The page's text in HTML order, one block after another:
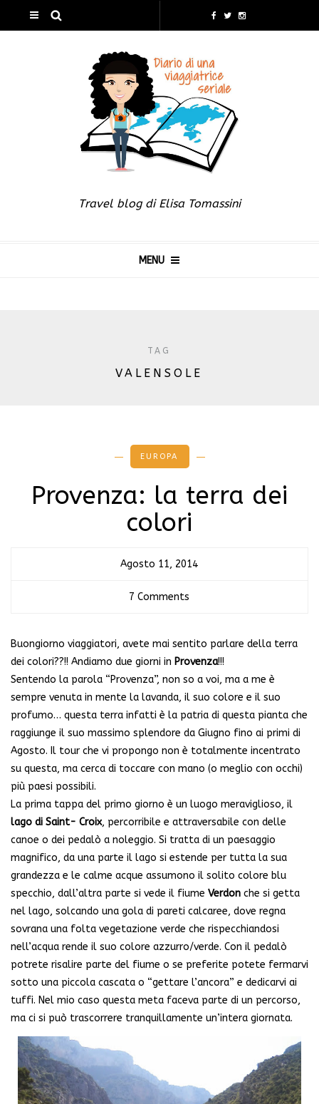
Travel blog di Elisa Tomassini
MENU
TAG
VALENSOLE
EUROPA
Provenza: la terra dei
colori
Agosto 11, 2014
7 Comments
Buongiorno viaggiatori, avete mai sentito parlare della terra
dei colori??!! Andiamo due giorni in Provenza!!!
Sentendo la parola “Provenza”, non so a voi, ma a me è
sempre venuta in mente la lavanda, il suo colore e il suo
profumo… questa terra infatti è la patria di questa pianta che
raggiunge il suo massimo splendore da Giugno fino ai primi di
Agosto. Il tour che vi propongo non è totalmente incentrato
su questa, ma cerca di toccare con mano (o meglio con occhi)
più paesi possibili.
La prima tappa del primo giorno è un luogo meraviglioso, il
lago di Saint- Croix, percorribile e attraversabile con delle
canoe o dei pedalò a noleggio. Si tratta di un paesaggio
magnifico, da una parte il lago si estende per tutta la sua
grandezza e le calme acque assumono il solito colore blu
specchio, dall’altra parte si vede il fiume Verdon che si getta
nel lago, solcando una gola di pareti calcaree, dove regna
sovrana una folta vegetazione verde che rispecchiandosi
nell’acqua rende il suo colore azzurro/verde. Con il pedalò
potrete risalire parte del fiume o se preferite potete fermarvi
sotto una piccola cascata o “gettare l’ancora” e dedicarvi ai
tuffi. Nel mio caso questa meta faceva parte di un percorso,
ma ci si può trascorrere tranquillamente un’intera giornata.